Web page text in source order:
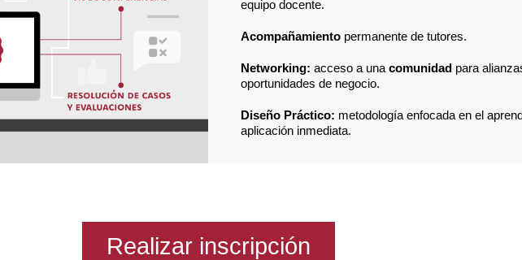
equipo docente.
Acompañamiento permanente de tutores.
Networking: acceso a una comunidad para
oportunidades de negocio.
Diseño Práctico: metodología enfocada en el
aplicación inmediata.
Realizar inscripción